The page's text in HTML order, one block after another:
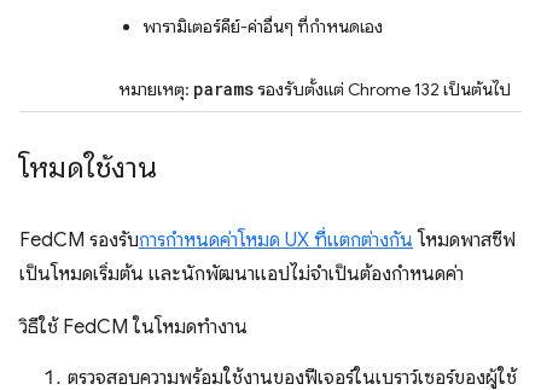
พารามิเตอร์คีย์-ค่าอื่นๆ ที่กำหนดเอง
หมายเหตุ: paramsรองรับตั้งแต่ Chrome 132 เป็นต้นไป
โหมดใช้งาน
FedCM รองรับการกำหนดค่าโหมด UX ที่แตกต่างกัน โหมดพาสซีฟ
เป็นโหมดเริ่มต้น และนักพัฒนาแอปไม่จำเป็นต้องกำหนดค่า
วิธีใช้ FedCM ในโหมดทำงาน
ตรวจสอบความพร้อมใช้งานของฟีเจอร์ในเบราว์เซอร์ของผู้ใช้